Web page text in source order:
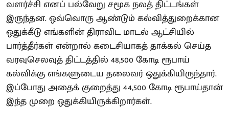
வளர்ச்சி எனப் பல்வேறு சமூக நலத் திட்டங்கள்
இருந்தன. ஒவ்வொரு ஆண்டும் கல்வித்துறைக்கான
ஒதுக்கீடு எங்களின் திராவிட மாடல் ஆட்சியில்
பார்த்தீர்கள் என்றால் கடைசியாகத் தாக்கல் செய்த
வரவுசெலவுத் திட்டத்தில் 48,500 கோடி ரூபாய்
கல்விக்கு எங்களுடைய தலைவர் ஒதுக்கியிருந்தார்.
இப்போது அதைக் குறைத்து 44,500 கோடி ரூபாய்தான்
இந்த முறை ஒதுக்கியிருக்கிறார்கள்.